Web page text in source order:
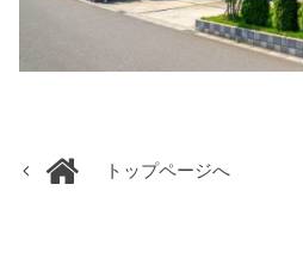
トップページへ